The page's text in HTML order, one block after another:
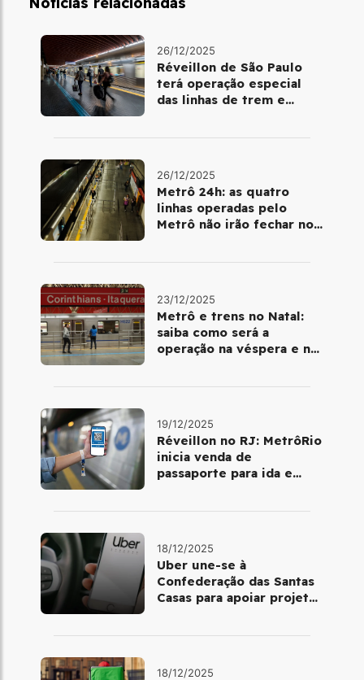
26/12/2025
Réveillon de São Paulo
terá operação especial
das linhas de trem e
26/12/2025
Metrô 24h: as quatro
linhas operadas pelo
Metrô não irão fechar no
23/12/2025
Metrô e trens no Natal:
saiba como será a
operação na véspera e no
19/12/2025
Réveillon no RJ: MetrôRio
inicia venda de
passaporte para ida e
18/12/2025
Uber une-se à
Confederação das Santas
Casas para apoiar projetos
18/12/2025